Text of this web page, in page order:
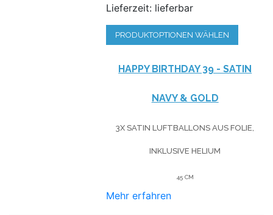
Lieferzeit: lieferbar
PRODUKTOPTIONEN WÄHLEN
HAPPY BIRTHDAY 39 - SATIN
NAVY & GOLD
3X SATIN LUFTBALLONS AUS FOLIE,
INKLUSIVE HELIUM
45 CM
Mehr erfahren